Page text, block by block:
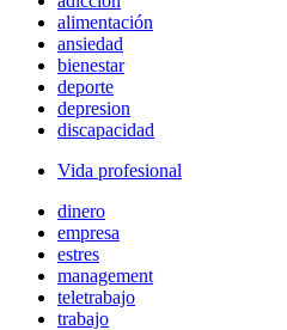
alimentación
ansiedad
bienestar
deporte
depresion
discapacidad
Vida profesional
dinero
empresa
estres
management
teletrabajo
trabajo